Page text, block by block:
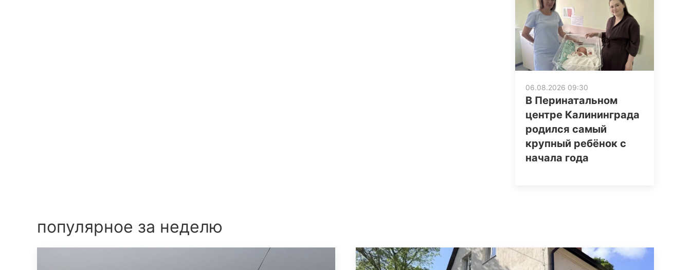
06.08.2026 09:30
В Перинатальном
центре Калининграда
родился самый
крупный ребёнок с
начала года
популярное за неделю